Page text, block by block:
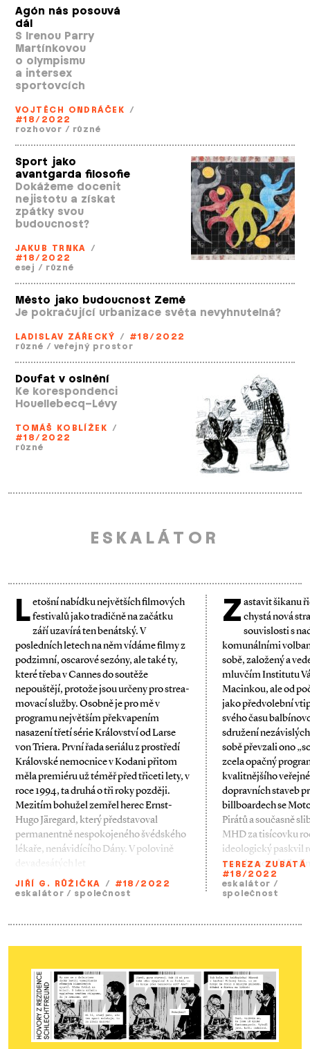
Agón nás posouvá
dál
S Irenou Parry
Martínkovou
o olympismu
a intersex
sportovcích
VOJTĚCH ONDRÁČEK /
#18/2022
rozhovor / různé
Sport jako
avantgarda filosofie
Dokážeme docenit
nejistotu a získat
zpátky svou
budoucnost?
JAKUB TRNKA /
#18/2022
esej / různé
Město jako budoucnost Země
Je pokračující urbanizace světa nevyhnutelná?
LADISLAV ZÁŘECKÝ / #18/2022
různé / veřejný prostor
Doufat v oslnění
Ke korespondenci
Houellebecq–Lévy
TOMÁŠ KOBLÍŽEK /
#18/2022
různé
ESKALÁTOR
L
etošní nabídku největších filmových
festivalů jako tradičně na začátku
září uzavírá ten benátský. V
posledních letech na něm vídáme filmy z
podzimní, oscarové sezóny, ale také ty,
které třeba v Cannes do soutěže
nepouštějí, protože jsou určeny pro strea­
movací služby. Osobně je pro mě v
programu největším překvapením
nasazení třetí série Království od Larse
von Triera. První řada seriálu z prostředí
Královské nemocnice v Kodani přitom
měla premiéru už téměř před třiceti lety, v
roce 1994, ta druhá o tři roky později.
Mezitím bohužel zemřel herec Ernst­-
Hugo Järegard, který představoval
permanentně nespokojeného švédského
lékaře, nenávidícího Dány. V polovině
devadesátých let
JIŘÍ G. RŮŽIČKA / #18/2022
eskalátor / společnost
Z
astavit šikanu
chystá nová
souvislosti s
komunálními
sobě, založený a
mluvčím Institutu
Macinkou, ale od
jako předvolební
svého času
sdružení
sobě převzali ono
zcela opačný
kvalitnějšího
dopravních staveb
billboardech se
Pirátů a současně
MHD za tisícovku
ideologický paskvil
pop ekonomů
TEREZA ZUBATÁ
#18/2022
eskalátor /
společnost